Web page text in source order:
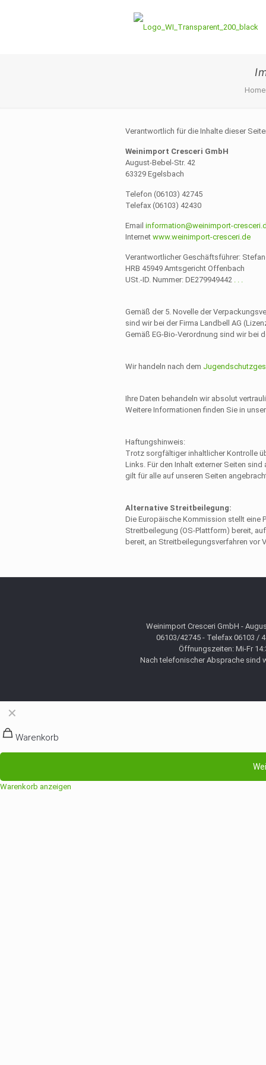
Home
Verantwortlich für die Inhalte dieser
Weinimport Cresceri GmbH
August-Bebel-Str. 42
63329 Egelsbach
Telefon (06103) 42745
Telefax (06103) 42430
Email information@weinimport-
Internet www.weinimport-cresceri.de
Verantwortlicher Geschäftsführer:
HRB 45949 Amtsgericht Offenbach
USt.-ID. Nummer: DE279949442 . . .
Gemäß der 5. Novelle der
sind wir bei der Firma Landbell AG
Gemäß EG-Bio-Verordnung sind wir bei
Wir handeln nach dem
Ihre Daten behandeln wir absolut
Weitere Informationen finden Sie in
Haftungshinweis:
Trotz sorgfältiger inhaltlicher Kontrolle
Links. Für den Inhalt externer Seiten
gilt für alle auf unseren Seiten
Alternative Streitbeilegung:
Die Europäische Kommission stellt eine
Streitbeilegung (OS-Plattform) bereit,
bereit, an Streitbeilegungsverfahren vor
Weinimport Cresceri GmbH -
06103/42745 - Telefax 06103 /
Öffnungszeiten: Mi-Fr
Nach telefonischer Absprache sind
✕
Warenkorb
Warenkorb anzeigen